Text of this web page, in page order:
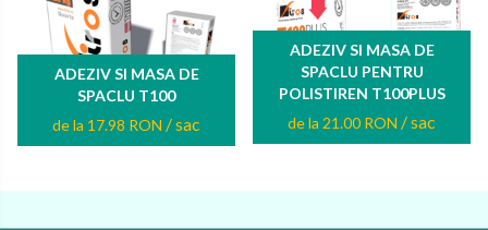
ADEZIV SI MASA DE
SPACLU T100
de la 17.98 RON / sac
ADEZIV SI MASA DE
SPACLU PENTRU
POLISTIREN T100PLUS
de la 21.00 RON / sac